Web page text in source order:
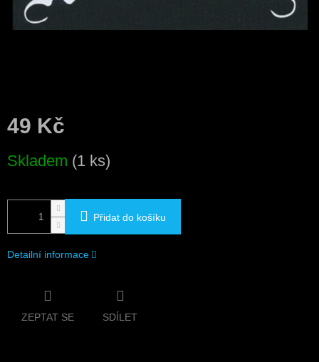
49 Kč
cena:
Skladem (1 ks)
Přidat do košíku
Detailní informace
ZEPTAT SE SDÍLET